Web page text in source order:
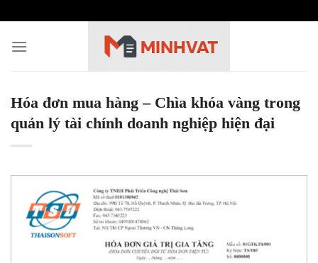
content
Hóa đơn mua hàng – Chìa khóa vàng trong
quản lý tài chính doanh nghiệp hiện đại